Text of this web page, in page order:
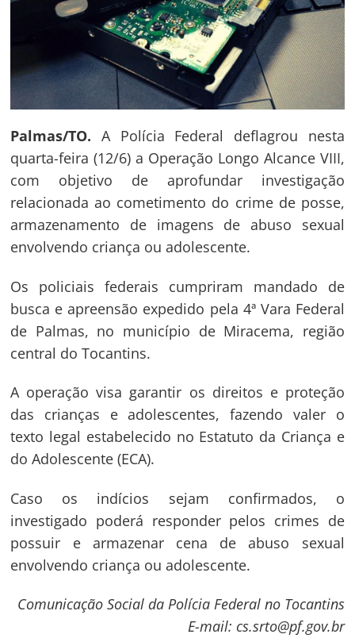
Palmas/TO. A Polícia Federal deflagrou nesta
quarta-feira (12/6) a Operação Longo Alcance VIII,
com objetivo de aprofundar investigação
relacionada ao cometimento do crime de posse,
armazenamento de imagens de abuso sexual
envolvendo criança ou adolescente.
Os policiais federais cumpriram mandado de
busca e apreensão expedido pela 4ª Vara Federal
de Palmas, no município de Miracema, região
central do Tocantins.
A operação visa garantir os direitos e proteção
das crianças e adolescentes, fazendo valer o
texto legal estabelecido no Estatuto da Criança e
do Adolescente (ECA).
Caso os indícios sejam confirmados, o
investigado poderá responder pelos crimes de
possuir e armazenar cena de abuso sexual
envolvendo criança ou adolescente.
Comunicação Social da Polícia Federal no Tocantins
E-mail: cs.srto@pf.gov.br
Navegação
de